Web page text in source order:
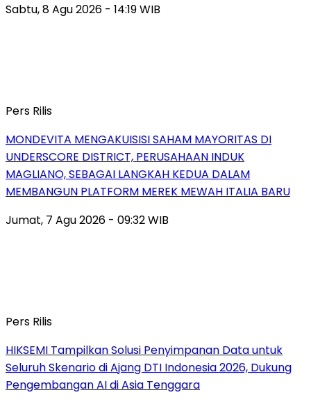
Sabtu, 8 Agu 2026 - 14:19 WIB
Pers Rilis
MONDEVITA MENGAKUISISI SAHAM MAYORITAS DI
UNDERSCORE DISTRICT, PERUSAHAAN INDUK
MAGLIANO, SEBAGAI LANGKAH KEDUA DALAM
MEMBANGUN PLATFORM MEREK MEWAH ITALIA BARU
Jumat, 7 Agu 2026 - 09:32 WIB
Pers Rilis
HIKSEMI Tampilkan Solusi Penyimpanan Data untuk
Seluruh Skenario di Ajang DTI Indonesia 2026, Dukung
Pengembangan AI di Asia Tenggara